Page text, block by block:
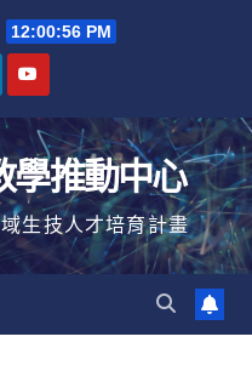
12:00:57 PM
學推動中心
生技人才培育計畫